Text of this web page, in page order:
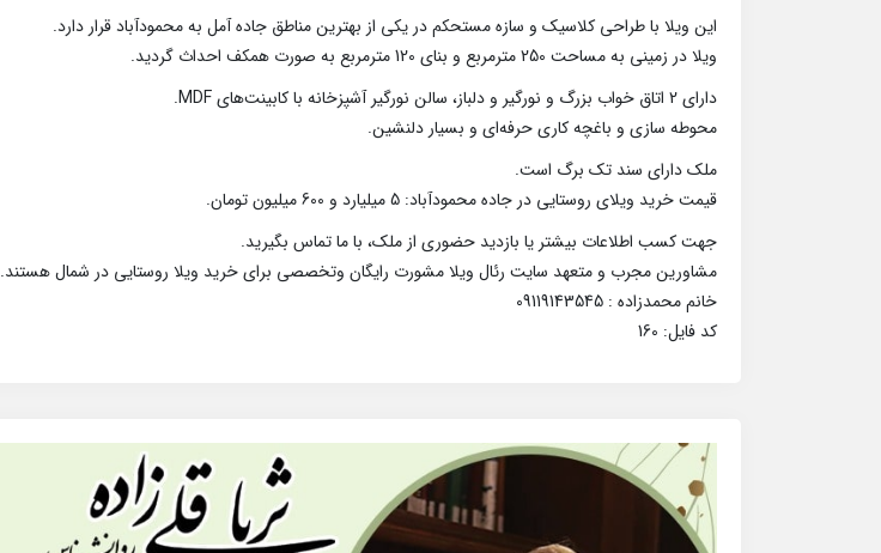
این ویلا با طراحی کلاسیک و سازه مستحکم در یکی از بهترین مناطق جاده آمل به محمودآباد قرار دارد.
ویلا در زمینی به مساحت 250 مترمربع و بنای 120 مترمربع به صورت همکف احداث گردید.
دارای 2 اتاق خواب بزرگ و نورگیر و دلباز، سالن نورگیر آشپزخانه با کابینت‌های MDF.
محوطه سازی و باغچه کاری حرفه‌ای و بسیار دلنشین.
ملک دارای سند تک برگ است.
قیمت خرید ویلای روستایی در جاده محمودآباد: 5 میلیارد و 600 میلیون تومان.
جهت کسب اطلاعات بیشتر یا بازدید حضوری از ملک، با ما تماس بگیرید.
مشاورین مجرب و متعهد سایت رئال ویلا مشورت رایگان وتخصصی برای خرید ویلا روستایی در شمال هستند.
خانم محمدزاده : 09119143545
کد فایل: 160